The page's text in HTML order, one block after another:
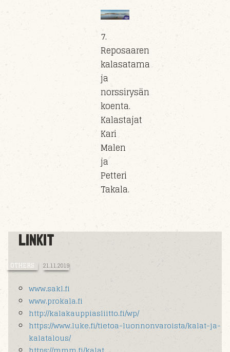
7.
Reposaaren
kalasatama
ja
norssirysän
koenta.
Kalastajat
Kari
Malen
ja
Petteri
Takala.
LINKIT
OTHERS 21.11.2019
www.sakl.fi
www.prokala.fi
http://kalakauppiasliitto.fi/wp/
https://www.luke.fi/tietoa-luonnonvaroista/kalat-ja-
kalatalous/